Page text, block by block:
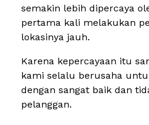
semakin lebih dipercaya
pertama kali melakukan
lokasinya jauh.
Karena kepercayaan itu
kami selalu berusaha
dengan sangat baik dan
pelanggan.